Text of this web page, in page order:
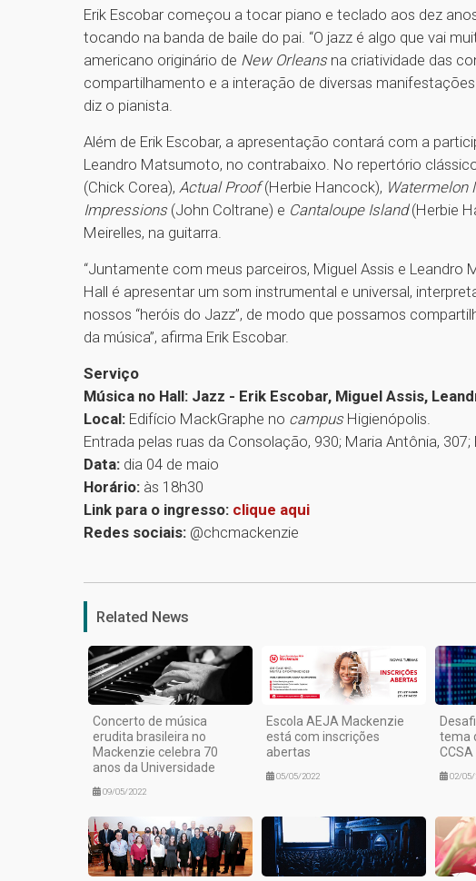
Erik Escobar começou a tocar piano e teclado aos dez
tocando na banda de baile do pai. “O jazz é algo que vai
americano originário de New Orleans na criatividade das
compartilhamento e a interação de diversas
diz o pianista.
Além de Erik Escobar, a apresentação contará com a
Leandro Matsumoto, no contrabaixo. No repertório
(Chick Corea), Actual Proof(Herbie Hancock), Watermelon
Impressions (John Coltrane) e Cantaloupe Island(Herbie
Meirelles, na guitarra.
“Juntamente com meus parceiros, Miguel Assis e
Hall é apresentar um som instrumental e universal,
nossos “heróis do Jazz”, de modo que possamos
da música”, afirma Erik Escobar.
Serviço
Música no Hall: Jazz - Erik Escobar, Miguel Assis,
Local: Edifício MackGraphe no campus Higienópolis.
Entrada pelas ruas da Consolação, 930; Maria Antônia,
Data: dia 04 de maio
Horário: às 18h30
Link para o ingresso: clique aqui
Redes sociais: @chcmackenzie
Related News
Concerto de música
erudita brasileira no
Mackenzie celebra 70
anos da Universidade
09/05/2022
Escola AEJA Mackenzie
está com inscrições
abertas
05/05/2022
tema
CCSA
02/05/